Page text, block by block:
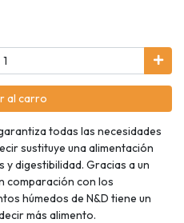
al carro
todas las necesidades
sustituye una alimentación
digestibilidad. Gracias a un
comparación con los
húmedos de N&D tiene un
más alimento.